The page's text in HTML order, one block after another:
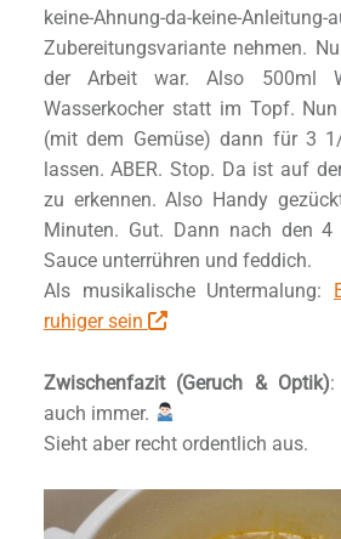
keine-Ahnung-da-keine-Anleitung-
Zubereitungsvariante nehmen.
der Arbeit war. Also 500ml
Wasserkocher statt im Topf.
(mit dem Gemüse) dann für 3
lassen. ABER. Stop. Da ist auf
zu erkennen. Also Handy
Minuten. Gut. Dann nach den
Sauce unterrühren und feddich.
Als musikalische Untermalung:
ruhiger sein
Zwischenfazit (Geruch & Optik):
auch immer.
Sieht aber recht ordentlich aus.